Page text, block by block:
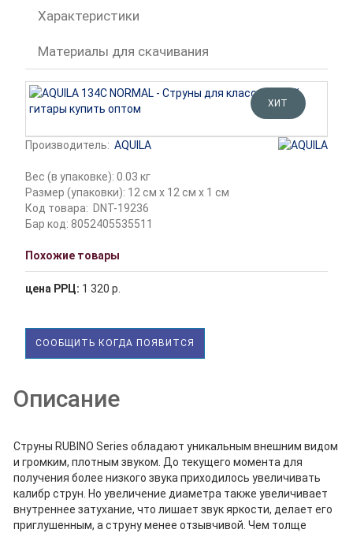
Характеристики
Материалы для скачивания
ХИТ
Производитель: AQUILA
Вес (в упаковке): 0.03 кг
Размер (упаковки): 12 см x 12 см x 1 см
Код товара: DNT-19236
Бар код: 8052405535511
Похожие товары
цена РРЦ: 1 320 р.
СООБЩИТЬ КОГДА ПОЯВИТСЯ
Описание
Струны RUBINO Series обладают уникальным внешним видом
и громким, плотным звуком. До текущего момента для
получения более низкого звука приходилось увеличивать
калибр струн. Но увеличение диаметра также увеличивает
внутреннее затухание, что лишает звук яркости, делает его
приглушенным, а струну менее отзывчивой. Чем толще